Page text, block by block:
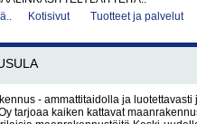
Kotisivut Tuotteet ja palvelut
- ammattitaidolla ja
tarjoaa kaiken kattavat